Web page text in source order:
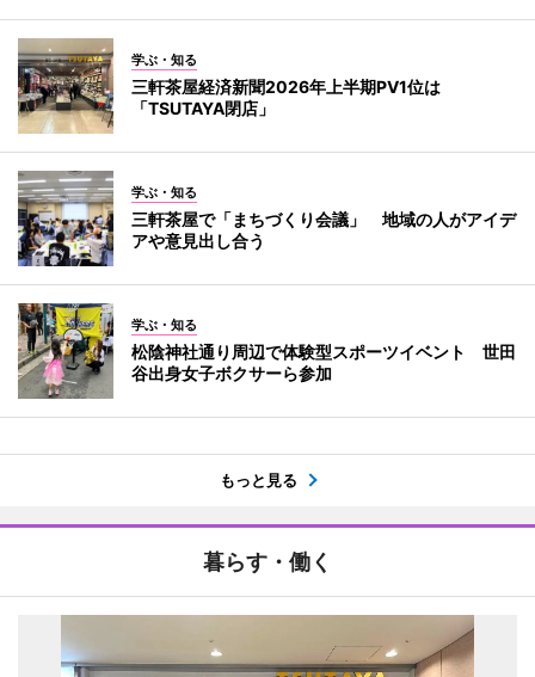
学ぶ・知る
三軒茶屋経済新聞2026年上半期PV1位は
「TSUTAYA閉店」
学ぶ・知る
三軒茶屋で「まちづくり会議」 地域の人がアイデ
アや意見出し合う
学ぶ・知る
松陰神社通り周辺で体験型スポーツイベント 世田
谷出身女子ボクサーら参加
もっと見る
暮らす・働く